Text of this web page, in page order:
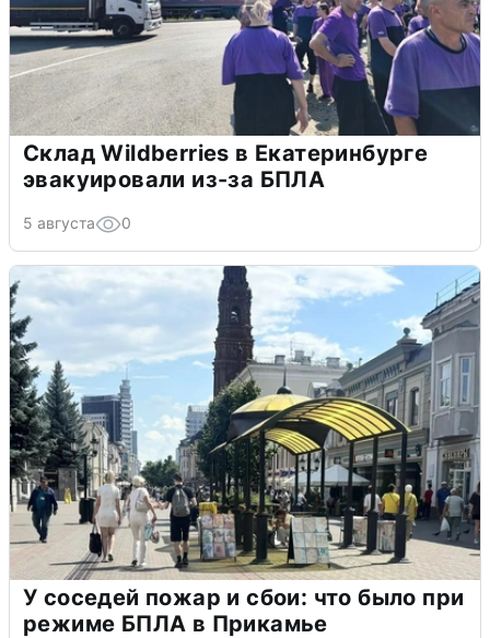
Склад Wildberries в Екатеринбурге
эвакуировали из-за БПЛА
5 августа 0
У соседей пожар и сбои: что было при
режиме БПЛА в Прикамье